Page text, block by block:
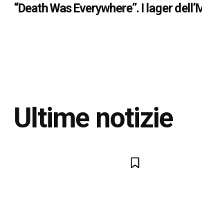
“Death Was Everywhere”. I lager
Ultime notizie